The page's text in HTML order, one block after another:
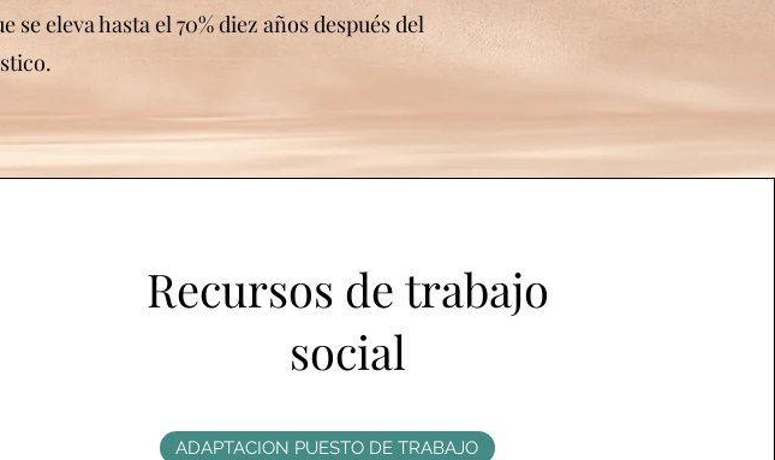
eleva hasta el 70% diez años después del
Recursos de trabajo
social
ADAPTACION PUESTO DE TRABAJO